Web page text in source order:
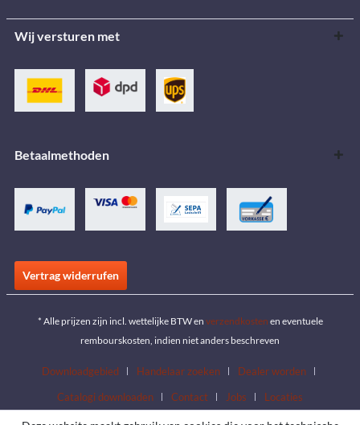
Wij versturen met
Betaalmethoden
Vertrag widerrufen
* Alle prijzen zijn incl. wettelijke BTW en verzendkosten en eventuele
rembourskosten, indien niet anders beschreven
Downloadgebied Handelaar zoeken
Dealer worden
Catalogi downloaden
Contact Jobs Locaties